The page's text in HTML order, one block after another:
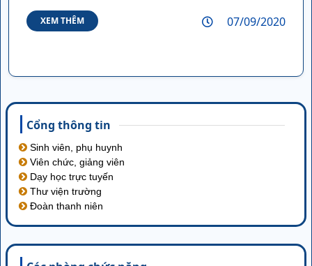
07/09/2020
XEM THÊM
Cổng thông tin
Sinh viên, phụ huynh
Viên chức, giảng viên
Dạy học trực tuyến
Thư viện trường
Đoàn thanh niên